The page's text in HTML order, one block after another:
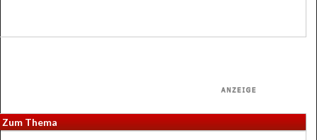
Zum Thema